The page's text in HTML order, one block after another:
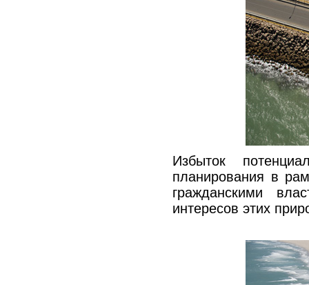
Избыток
планирования в
гражданскими
интересов этих